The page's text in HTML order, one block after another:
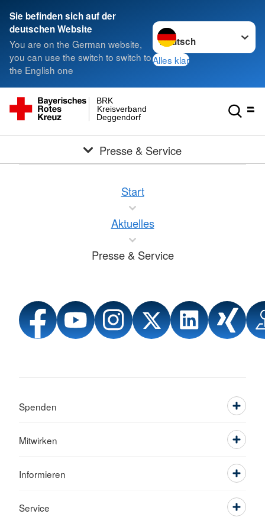
Sie befinden sich auf der
deutschen Website
You are on the German website,
you can use the switch to switch to
the English one
Sprache wechseln zu
Alles klar
Deggendorf
Kreisverband
BRK
Presse & Service
Start
Aktuelles
Presse & Service
Spenden
Mitwirken
Informieren
Service